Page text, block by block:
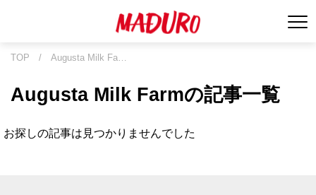
TOP / Augusta Milk Fa…
Augusta Milk Farmの記事一覧
お探しの記事は見つかりませんでした